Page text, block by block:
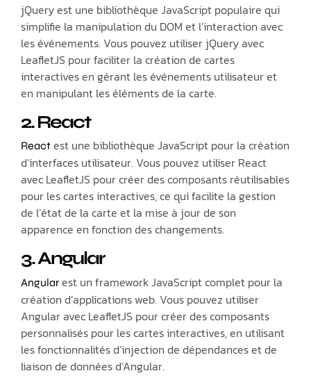
jQuery est une bibliothèque JavaScript populaire qui
simplifie la manipulation du DOM et l’interaction avec
les événements. Vous pouvez utiliser jQuery avec
LeafletJS pour faciliter la création de cartes
interactives en gérant les événements utilisateur et
en manipulant les éléments de la carte.
2. React
React est une bibliothèque JavaScript pour la création
d’interfaces utilisateur. Vous pouvez utiliser React
avec LeafletJS pour créer des composants réutilisables
pour les cartes interactives, ce qui facilite la gestion
de l’état de la carte et la mise à jour de son
apparence en fonction des changements.
3. Angular
Angular est un framework JavaScript complet pour la
création d’applications web. Vous pouvez utiliser
Angular avec LeafletJS pour créer des composants
personnalisés pour les cartes interactives, en utilisant
les fonctionnalités d’injection de dépendances et de
liaison de données d’Angular.